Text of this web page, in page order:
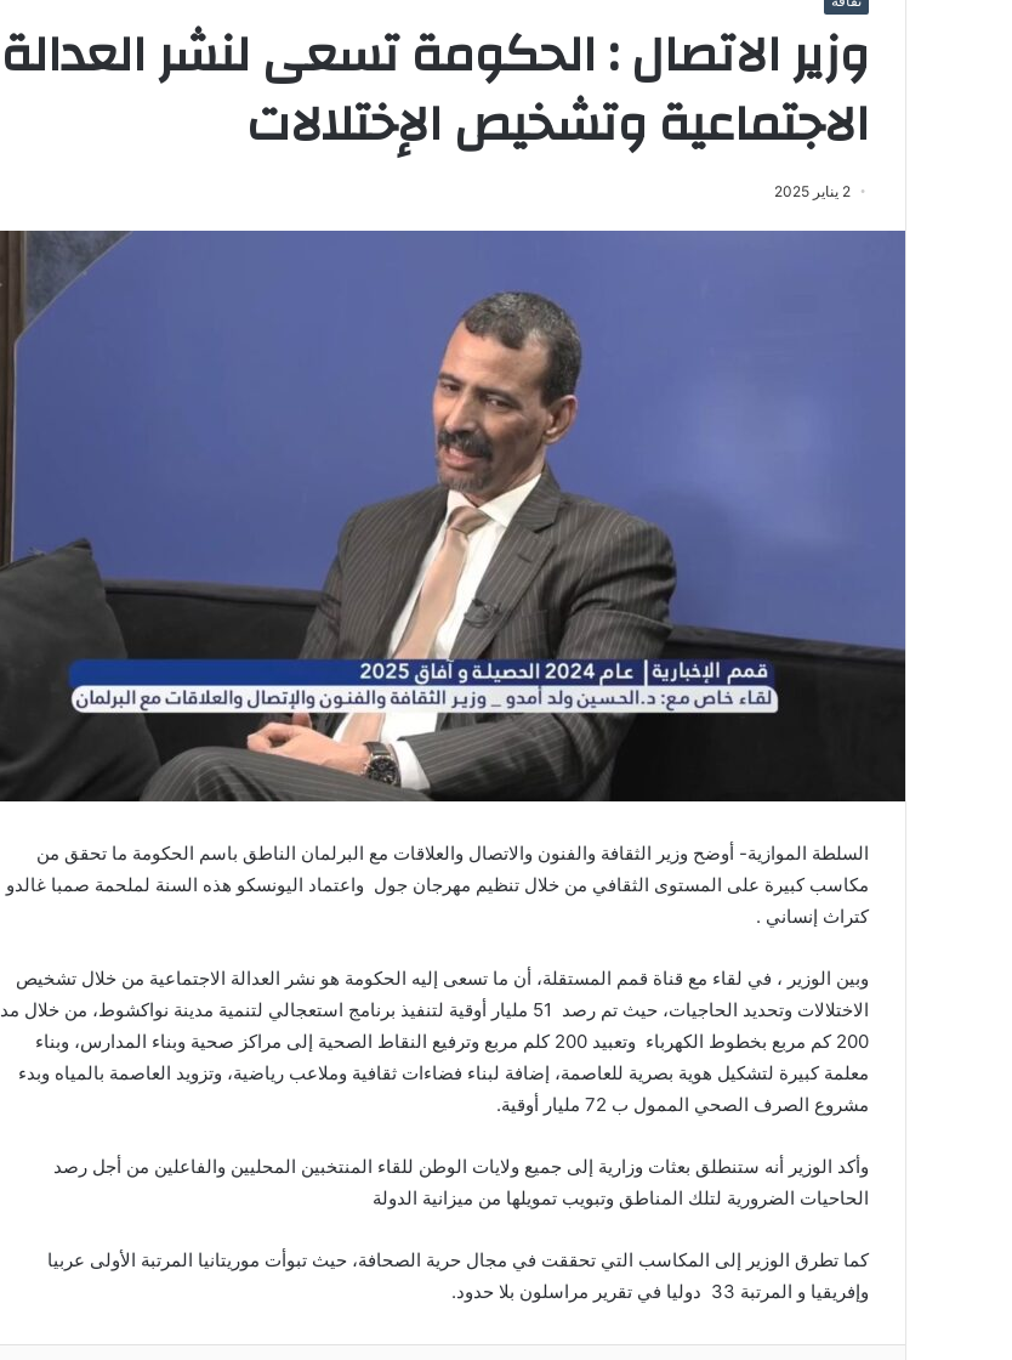
وزير الاتصال : الحكومة تسعى لنشر العدالة
الاجتماعية وتشخيص الإختلالات
2 يناير 2025
السلطة الموازية- أوضح وزير الثقافة والفنون والاتصال والعلاقات مع البرلمان الناطق باسم الحكومة ما تحقق من
مكاسب كبيرة على المستوى الثقافي من خلال تنظيم مهرجان جول واعتماد اليونسكو هذه السنة لملحمة صمبا غالدو
كتراث إنساني .
وبين الوزير ، في لقاء مع قناة قمم المستقلة، أن ما تسعى إليه الحكومة هو نشر العدالة الاجتماعية من خلال تشخيص
الاختلالات وتحديد الحاجيات، حيث تم رصد
51 مليار أوقية لتنفيذ برنامج استعجالي لتنمية مدينة نواكشوط، من خلال مد
200 كم مربع بخطوط الكهرباء
وتعبيد 200 كلم مربع وترفيع النقاط الصحية إلى مراكز صحية وبناء المدارس، وبناء
معلمة كبيرة لتشكيل هوية بصرية للعاصمة، إضافة لبناء فضاءات ثقافية وملاعب رياضية، وتزويد العاصمة بالمياه وبدء
مشروع الصرف الصحي الممول ب 72 مليار أوقية.
وأكد الوزير أنه ستنطلق بعثات وزارية إلى جميع ولايات الوطن للقاء المنتخبين المحليين والفاعلين من أجل رصد
الحاحيات الضرورية لتلك المناطق وتبويب تمويلها من ميزانية الدولة
كما تطرق الوزير إلى المكاسب التي تحققت في مجال حرية الصحافة، حيث تبوأت موريتانيا المرتبة الأولى عربيا
وإفريقيا و المرتبة 33
دوليا في تقرير مراسلون بلا حدود.